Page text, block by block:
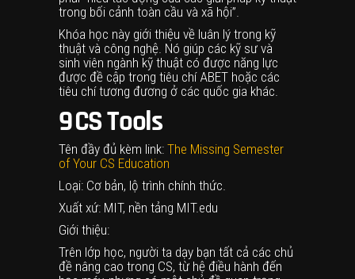
trong bối cảnh toàn cầu và xã hội”.
Khóa học này giới thiệu về luân lý trong kỹ
thuật và công nghệ. Nó giúp các kỹ sư và
sinh viên ngành kỹ thuật có được năng lực
được đề cập trong tiêu chí ABET hoặc các
tiêu chí tương đương ở các quốc gia khác.
9CS Tools
Tên đầy đủ kèm link: The Missing Semester
of Your CS Education
Loại: Cơ bản, lộ trình chính thức.
Xuất xứ: MIT, nền tảng MIT.edu
Giới thiệu:
Trên lớp học, người ta dạy bạn tất cả các chủ
đề nâng cao trong CS, từ hệ điều hành đến